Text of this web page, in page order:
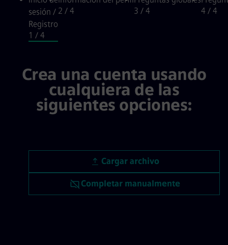
sesión /
Registro
1 / 4
2 / 4
3 / 4
4 / 4
Crea una cuenta usando
cualquiera de las
siguientes opciones:
Cargar archivo
Completar manualmente
Subir CV más tarde